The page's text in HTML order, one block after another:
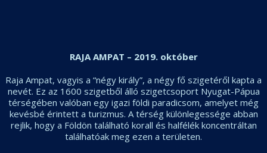
RAJA AMPAT – 2019. október
Raja Ampat, vagyis a “négy király”, a négy fő szigetéről kapta a
nevét. Ez az 1600 szigetből álló szigetcsoport Nyugat-Pápua
térségében valóban egy igazi földi paradicsom, amelyet még
kevésbé érintett a turizmus. A térség különlegessége abban
rejlik, hogy a Földön található korall és halfélék koncentráltan
találhatóak meg ezen a területen.